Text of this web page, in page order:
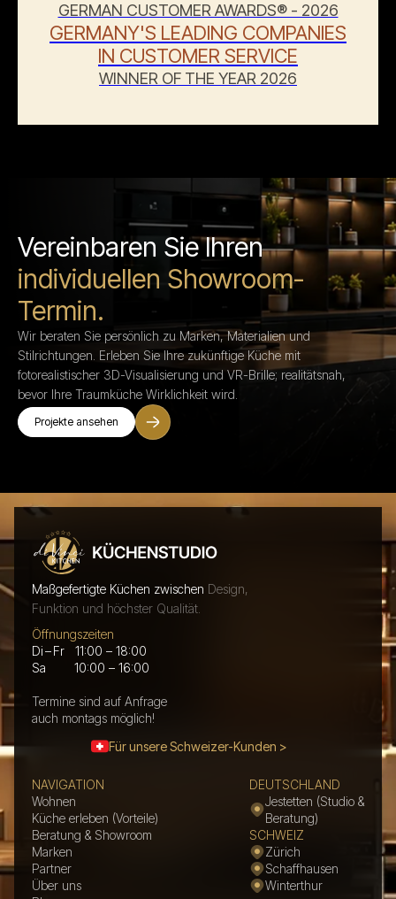
GERMAN CUSTOMER AWARDS® - 2026
GERMANY'S LEADING COMPANIES
IN CUSTOMER SERVICE
WINNER OF THE YEAR 2026
Vereinbaren Sie Ihren
individuellen Showroom-
Termin.
Wir beraten Sie persönlich zu Marken, Materialien und
Stilrichtungen. Erleben Sie Ihre zukünftige Küche mit
fotorealistischer 3D-Visualisierung und VR-Brille; realitätsnah,
bevor Ihre Traumküche Wirklichkeit wird.
Projekte ansehen
Maßgefertigte Küchen zwischen Design,
Funktion und höchster Qualität.
Öffnungszeiten
Di – Fr 11:00 – 18:00
Sa 10:00 – 16:00
Termine sind auf Anfrage
auch montags möglich!
Für unsere Schweizer-Kunden >
NAVIGATION
Wohnen
Küche erleben (Vorteile)
Beratung & Showroom
Marken
Partner
Über uns
DEUTSCHLAND
Jestetten (Studio &
Beratung)
SCHWEIZ
Zürich
Schaffhausen
Winterthur